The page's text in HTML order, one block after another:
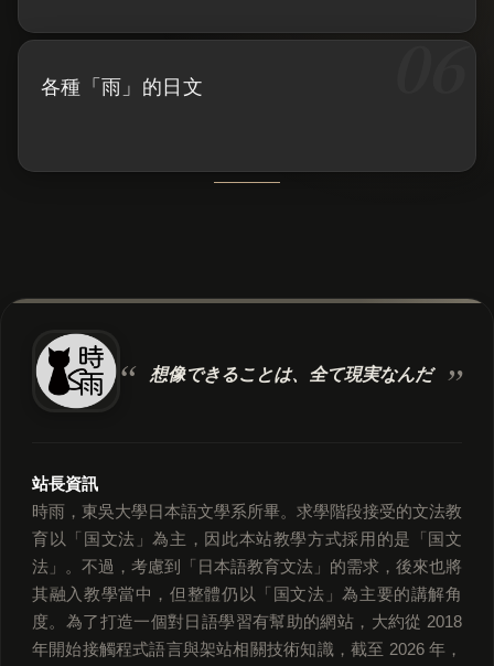
各種「雨」的日文
想像できることは、 全て現実なんだ
站長資訊
時雨，東吳大學日本語文學系所畢。求學階段接受的文法教
育以「国文法」為主，因此本站教學方式採用的是「国文
法」。不過，考慮到「日本語教育文法」的需求，後來也將
其融入教學當中，但整體仍以「国文法」為主要的講解角
度。為了打造一個對日語學習有幫助的網站，大約從 2018
年開始接觸程式語言與架站相關技術知識，截至 2026 年，